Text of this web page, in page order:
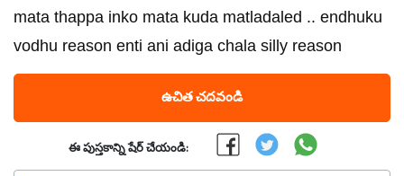
mata thappa inko mata kuda matladaled .. endhuku
vodhu reason enti ani adiga chala silly reason
ఉచిత చదవండి
ఈ పుస్తకాన్ని షేర్ చేయండి: